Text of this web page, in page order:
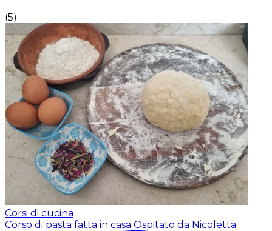
(5)
Corsi di cucina
Corso di pasta fatta in casa Ospitato da Nicoletta